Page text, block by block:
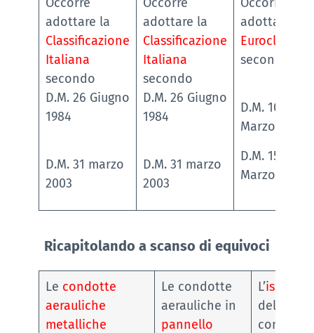
adottare la
Classificazione
Italiana
secondo
D.M. 26 Giugno
1984
D.M. 31 marzo
2003
adottare la
Classificazione
Italiana
secondo
D.M. 26 Giugno
1984
D.M. 31 marzo
2003
adottare le
Euroclassi
secondo
D.M. 10
Marzo 2005
D.M. 15
Marzo 2005
Ricapitolando a scanso di equivoci
Le condotte
aerauliche
metalliche
Le condotte
aerauliche in
pannello
L’isolante
delle
condotte